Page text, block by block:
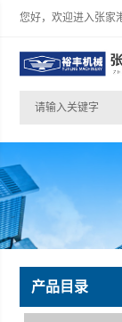
您好，欢迎进入张家
产品目录